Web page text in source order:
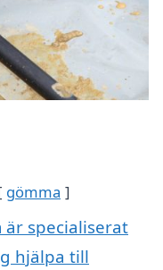
gömma
är specialiserat
hjälpa till